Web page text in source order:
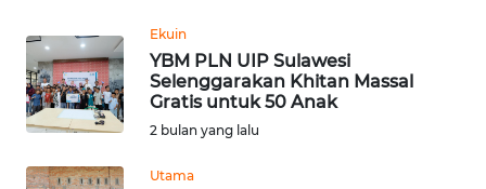
Ekuin
YBM PLN UIP Sulawesi
Selenggarakan Khitan Massal
Gratis untuk 50 Anak
2 bulan yang lalu
Utama
INFO
IKLAN
KAMI